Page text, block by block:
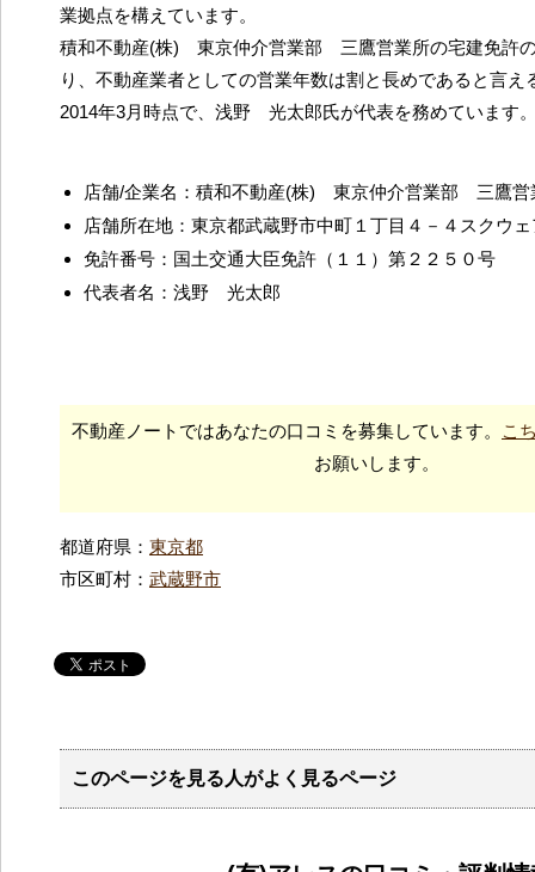
業拠点を構えています。
積和不動産(株) 東京仲介営業部 三鷹営業所の宅建免許
り、不動産業者としての営業年数は割と長めであると言え
2014年3月時点で、浅野 光太郎氏が代表を務めています
店舗/企業名：積和不動産(株) 東京仲介営業部 三鷹営
店舗所在地：東京都武蔵野市中町１丁目４－４スクウ
免許番号：国土交通大臣免許（１１）第２２５０号
代表者名：浅野 光太郎
不動産ノートではあなたの口コミを募集しています。
こ
お願いします。
都道府県： 東京都
市区町村： 武蔵野市
このページを見る人がよく見るページ